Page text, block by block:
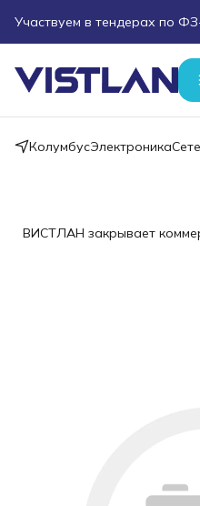
Поможем подобрать
Пуско-наладочные работы
Пришлите запрос на e-mail
Более 100 000 позиций в
КолумбусЭлектроника
ВИСТЛАН закрывает